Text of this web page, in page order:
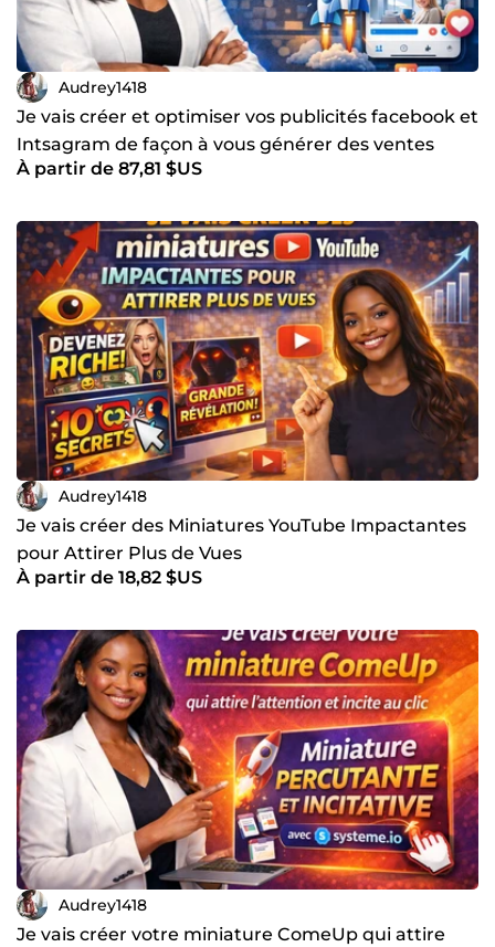
Audrey1418
Je vais créer et optimiser vos publicités facebook et
Intsagram de façon à vous générer des ventes
À partir de 87,81 $US
Audrey1418
Je vais créer des Miniatures YouTube Impactantes
pour Attirer Plus de Vues
À partir de 18,82 $US
Audrey1418
Je vais créer votre miniature ComeUp qui attire